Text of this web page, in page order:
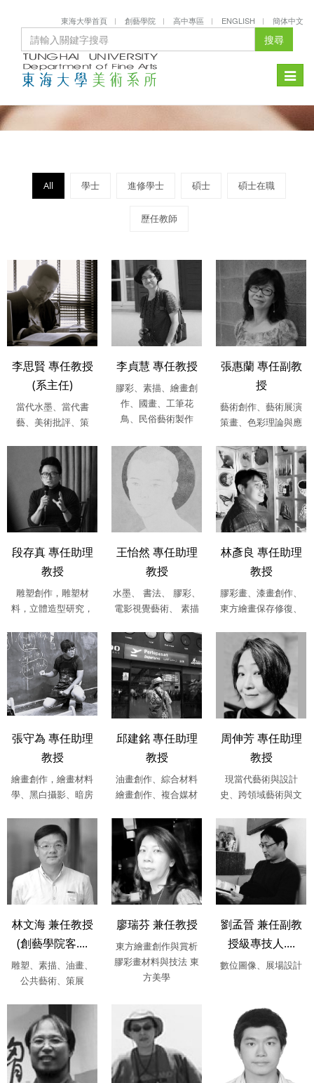
東海大學首頁 創藝學院 高中專區 ENGLISH 簡体中文
搜尋
Toggle
All 學士 進修學士 碩士 碩士在職
歷任教師
李思賢 專任教授
(系主任)
當代水墨、當代書
藝、美術批評、策
西比較美術史、公....
李貞慧 專任教授
膠彩、素描、繪畫創
作、國畫、工筆花
鳥、民俗藝術製作
張惠蘭 專任副教
授
藝術創作、藝術展演
策畫、色彩理論與應
介入空間、....
段存真 專任助理
教授
雕塑創作，雕塑材
料，立體造型研究，
美術史，現、當....
王怡然 專任助理
教授
水墨、 書法、 膠彩、
電影視覺藝術、 素描
林彥良 專任助理
教授
膠彩畫、漆畫創作、
東方繪畫保存修復、
張守為 專任助理
教授
繪畫創作，繪畫材料
學、黑白攝影、暗房
邱建銘 專任助理
教授
油畫創作、綜合材料
繪畫創作、複合媒材
代藝術理論研....
周伸芳 專任助理
教授
現當代藝術與設計
史、跨領域藝術與文
究、東西方藝術....
林文海 兼任教授
(創藝學院客....
雕塑、素描、油畫、
公共藝術、策展
廖瑞芬 兼任教授
東方繪畫創作與賞析
膠彩畫材料與技法 東
方美學
劉孟晉 兼任副教
授級專技人....
數位圖像、展場設計